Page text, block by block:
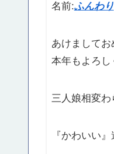
名前:ふんわり
あけましてお
本年もよろし
三人娘相変わ
『かわいい